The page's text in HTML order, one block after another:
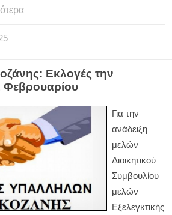
Εκλογές την
Για την
ανάδειξη
μελών
Διοικητικού
Συμβουλίου
μελών
Εξελεγκτικής